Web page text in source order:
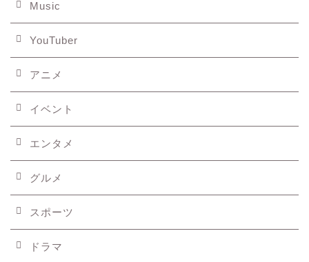
Music
YouTuber
アニメ
イベント
エンタメ
グルメ
スポーツ
ドラマ